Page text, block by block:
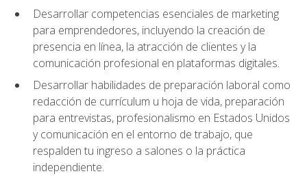
Desarrollar competencias esenciales de marketing
para emprendedores, incluyendo la creación de
presencia en línea, la atracción de clientes y la
comunicación profesional en plataformas digitales.
Desarrollar habilidades de preparación laboral como
redacción de currículum u hoja de vida, preparación
para entrevistas, profesionalismo en Estados Unidos
y comunicación en el entorno de trabajo, que
respalden tu ingreso a salones o la práctica
independiente.